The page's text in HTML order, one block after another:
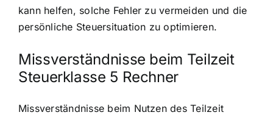
kann helfen, solche Fehler zu vermeiden und die
persönliche Steuersituation zu optimieren.
Missverständnisse beim Teilzeit
Steuerklasse 5 Rechner
Missverständnisse beim Nutzen des Teilzeit